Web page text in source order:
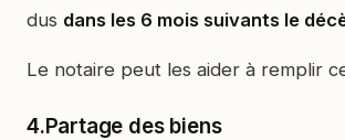
dus dans les 6 mois suivants le
Le notaire peut les aider à remplir
4.Partage des biens